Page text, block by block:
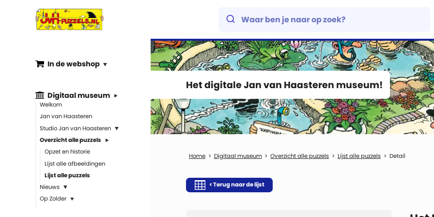
Het digitale Jan van Haasteren museum!
In de webshop
Digitaal museum
Welkom
Jan van Haasteren
Studio Jan van Haasteren
Overzicht alle puzzels
Opzet en historie
Lijst alle afbeeldingen
Lijst alle puzzels
Nieuws
Op Zolder
Digitaal museum Overzicht alle puzzels Lijst alle puzzels Detail
< Terug naar de lijst